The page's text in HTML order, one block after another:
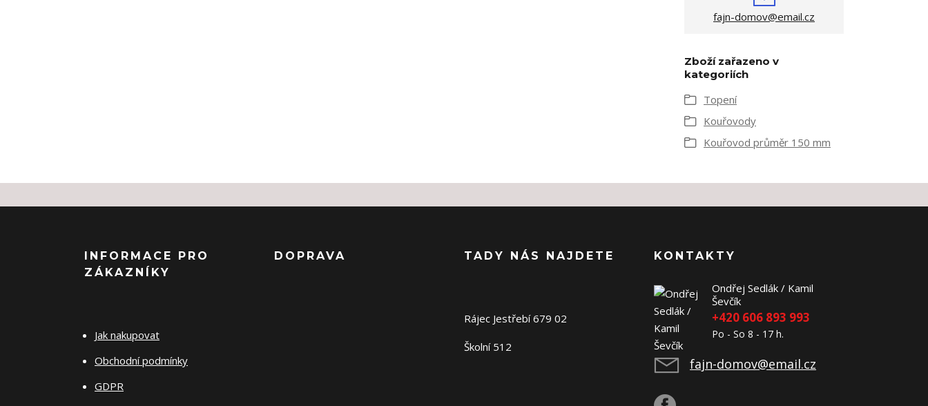
fajn-domov@email.cz
Zboží zařazeno v
kategoriích
Topení
Kouřovody
Kouřovod průměr 150 mm
INFORMACE PRO
ZÁKAZNÍKY
Jak nakupovat
Obchodní podmínky
GDPR
DOPRAVA TADY NÁS NAJDETE
Rájec Jestřebí 679 02
Školní 512
KONTAKTY
Ondřej Sedlák / Kamil
Ševčík
+420 606 893 993
Po - So 8 - 17 h.
fajn-domov@email.cz